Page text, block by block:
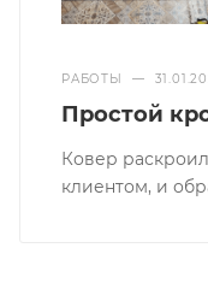
РАБОТЫ —
Простой
Ковер
клиентом, и